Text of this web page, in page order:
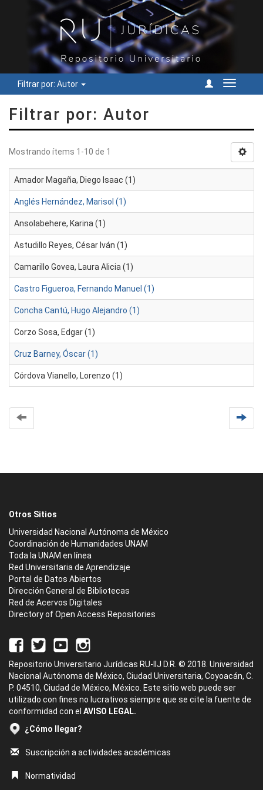
Filtrar por: Autor
Cambiar
Filtrar por: Autor
Mostrando ítems 1-10 de 1
Amador Magaña, Diego Isaac (1)
Anglés Hernández, Marisol (1)
Ansolabehere, Karina (1)
Astudillo Reyes, César Iván (1)
Camarillo Govea, Laura Alicia (1)
Castro Figueroa, Fernando Manuel (1)
Concha Cantú, Hugo Alejandro (1)
Corzo Sosa, Edgar (1)
Cruz Barney, Óscar (1)
Córdova Vianello, Lorenzo (1)
Otros Sitios
Universidad Nacional Autónoma de México
Coordinación de Humanidades UNAM
Toda la UNAM en línea
Red Universitaria de Aprendizaje
Portal de Datos Abiertos
Dirección General de Bibliotecas
Red de Acervos Digitales
Directory of Open Access Repositories
Repositorio Universitario Jurídicas RU-IIJ D.R. © 2018. Universidad
Nacional Autónoma de México, Ciudad Universitaria, Coyoacán, C.
P. 04510, Ciudad de México, México. Este sitio web puede ser
utilizado con fines no lucrativos siempre que se cite la fuente de
conformidad con el AVISO LEGAL.
¿Cómo llegar?
Suscripción a actividades académicas
Normatividad